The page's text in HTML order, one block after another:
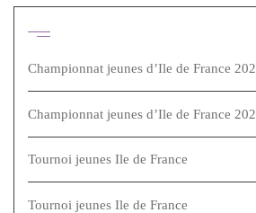
Championnat jeunes d’Ile de France
Championnat jeunes d’Ile de France
Tournoi jeunes Ile de France
Tournoi jeunes Ile de France